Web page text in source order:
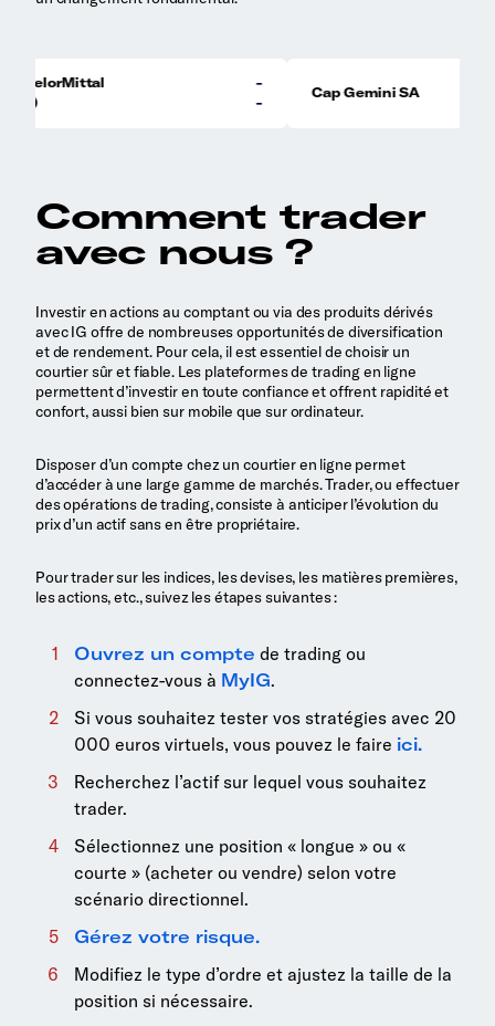
Comment trader
avec nous ?
Investir en actions au comptant ou via des produits dérivés
avec IG offre de nombreuses opportunités de diversification
et de rendement. Pour cela, il est essentiel de choisir un
courtier sûr et fiable. Les plateformes de trading en ligne
permettent d’investir en toute confiance et offrent rapidité et
confort, aussi bien sur mobile que sur ordinateur.
Disposer d’un compte chez un courtier en ligne permet
d’accéder à une large gamme de marchés. Trader, ou effectuer
des opérations de trading, consiste à anticiper l’évolution du
prix d’un actif sans en être propriétaire.
Pour trader sur les indices, les devises, les matières premières,
les actions, etc., suivez les étapes suivantes :
Ouvrez un compte de trading ou
connectez-vous à MyIG.
Si vous souhaitez tester vos stratégies avec 20
000 euros virtuels, vous pouvez le faire ici.
Recherchez l’actif sur lequel vous souhaitez
trader.
Sélectionnez une position « longue » ou «
courte » (acheter ou vendre) selon votre
scénario directionnel.
Gérez votre risque.
Modifiez le type d’ordre et ajustez la taille de la
position si nécessaire.